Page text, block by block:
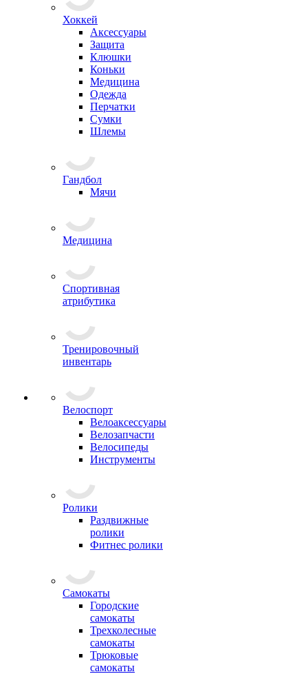
Хоккей
Аксессуары
Защита
Клюшки
Коньки
Медицина
Одежда
Перчатки
Сумки
Шлемы
Гандбол
Мячи
Медицина
Спортивная
атрибутика
Тренировочный
инвентарь
Велоспорт
Велоаксессуары
Велозапчасти
Велосипеды
Инструменты
Ролики
Раздвижные
ролики
Фитнес ролики
Самокаты
Городские
самокаты
Трехколесные
самокаты
Трюковые
самокаты